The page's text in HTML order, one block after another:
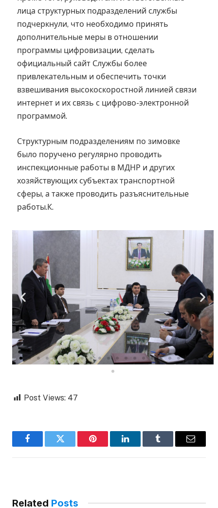
лица структурных подразделений службы
подчеркнули, что необходимо принять
дополнительные меры в отношении
программы цифровизации, сделать
официальный сайт Службы более
привлекательным и обеспечить точки
взвешивания высокоскоростной линией связи
интернет и их связь с цифрово-электронной
программой.
Структурным подразделениям по зимовке
было поручено регулярно проводить
инспекционные работы в МДНР и других
хозяйствующих субъектах транспортной
сферы, а также проводить разъяснительные
работы.К.
Post Views: 47
FacebookTwitter Pinterest LinkedInTumblr Email
Related Posts